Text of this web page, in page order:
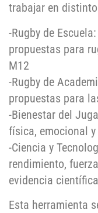
trabajar en
-Rugby de
propuestas para
M12
-Rugby de
propuestas para
-Bienestar del
física, emocional
-Ciencia y
rendimiento,
evidencia
Esta herramienta